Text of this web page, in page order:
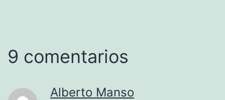
9 comentarios
Alberto Manso